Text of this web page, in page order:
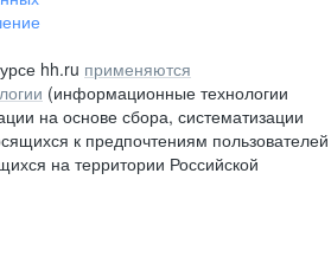
hh.ru применяются
(информационные технологии
на основе сбора, систематизации
к предпочтениям пользователей
на территории Российской